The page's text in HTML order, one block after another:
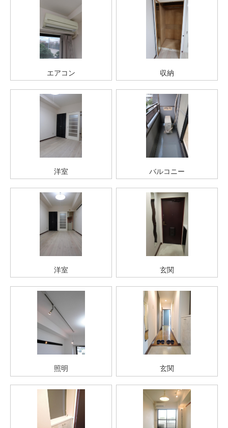
エアコン 収納
洋室 バルコニー
洋室 玄関
照明 玄関